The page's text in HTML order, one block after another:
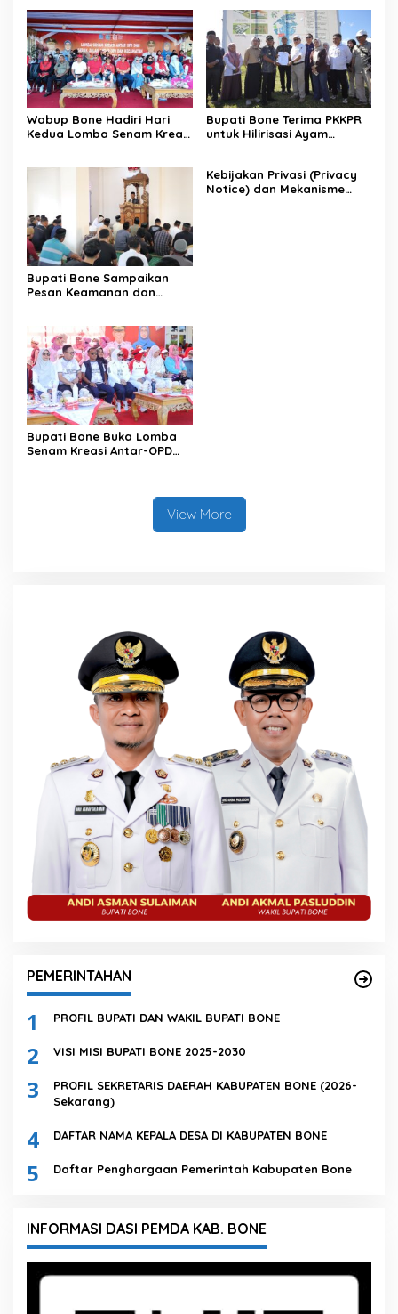
Wabup Bone Hadiri Hari
Kedua Lomba Senam Kreasi
Bupati Bone Terima PKKPR
untuk Hilirisasi Ayam
Bupati Bone Sampaikan
Pesan Keamanan dan
Kebijakan Privasi (Privacy
Notice) dan Mekanisme
Bupati Bone Buka Lomba
Senam Kreasi Antar-OPD
View More
PEMERINTAHAN
1 PROFIL BUPATI DAN WAKIL BUPATI BONE
2 VISI MISI BUPATI BONE 2025-2030
3
PROFIL SEKRETARIS DAERAH KABUPATEN BONE (2026-
Sekarang)
4 DAFTAR NAMA KEPALA DESA DI KABUPATEN BONE
5 Daftar Penghargaan Pemerintah Kabupaten Bone
INFORMASI DASI PEMDA KAB. BONE